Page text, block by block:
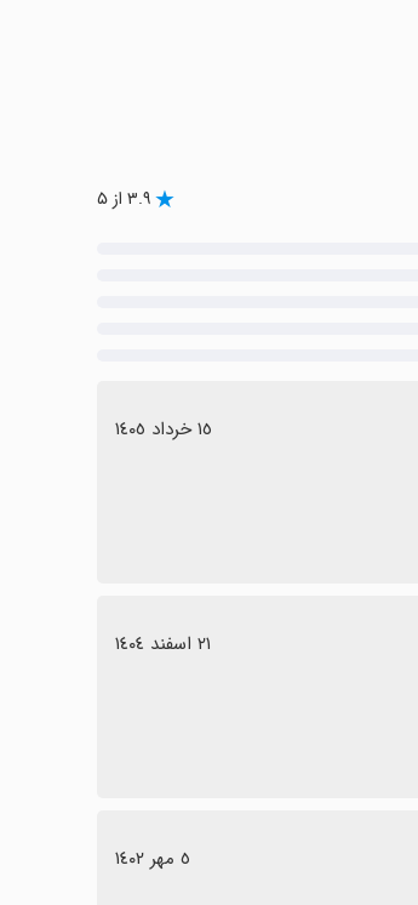
۳.۹ از ۵
١٥ خرداد ١٤٠٥
٢١ اسفند ١٤٠٤
٥ مهر ١٤٠٢